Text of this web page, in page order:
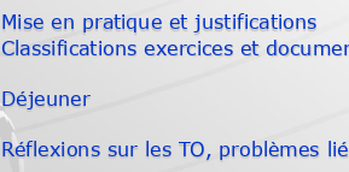
Mise en pratique et justifications
Classifications exercices et
Déjeuner
Réflexions sur les TO, problèmes